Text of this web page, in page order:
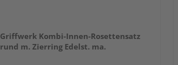
Griffwerk Kombi-Innen-Rosettensatz
rund m. Zierring Edelst. ma.